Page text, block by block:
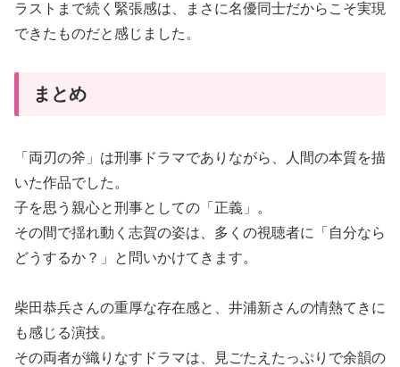
ラストまで続く緊張感は、まさに名優同士だからこそ実現
できたものだと感じました。
まとめ
「両刃の斧」は刑事ドラマでありながら、人間の本質を描
いた作品でした。
子を思う親心と刑事としての「正義」。
その間で揺れ動く志賀の姿は、多くの視聴者に「自分なら
どうするか？」と問いかけてきます。
柴田恭兵さんの重厚な存在感と、井浦新さんの情熱てきに
も感じる演技。
その両者が織りなすドラマは、見ごたえたっぷりで余韻の